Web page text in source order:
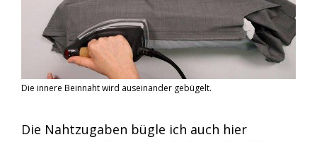
Die innere Beinnaht wird auseinander gebügelt.
Die Nahtzugaben bügle ich auch hier